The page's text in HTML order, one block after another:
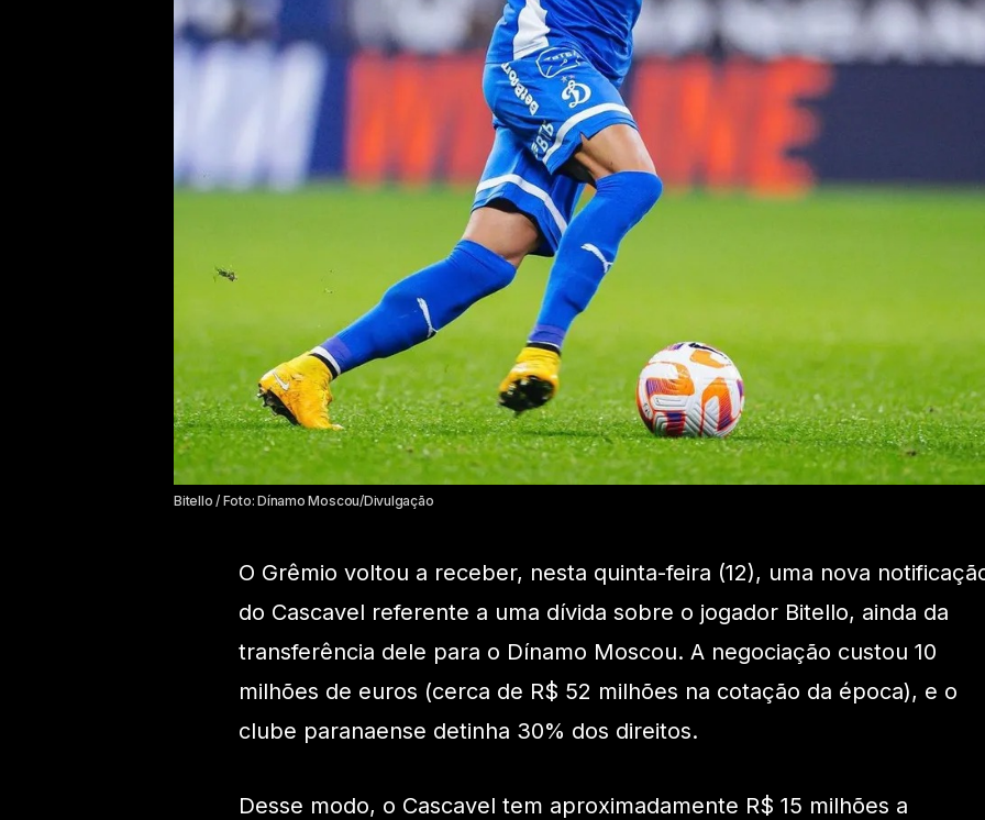
Bitello / Foto: Dínamo Moscou/Divulgação
O Grêmio voltou a receber, nesta quinta-feira (12), uma nova
do Cascavel referente a uma dívida sobre o jogador Bitello, ainda da
transferência dele para o Dínamo Moscou. A negociação custou 10
milhões de euros (cerca de R$ 52 milhões na cotação da época), e o
clube paranaense detinha 30% dos direitos.
Desse modo, o Cascavel tem aproximadamente R$ 15 milhões a